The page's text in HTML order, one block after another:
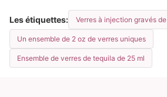
Les étiquettes: Verres à injection gravés
Un ensemble de 2 oz de verres uniques
Ensemble de verres de tequila de 25 ml